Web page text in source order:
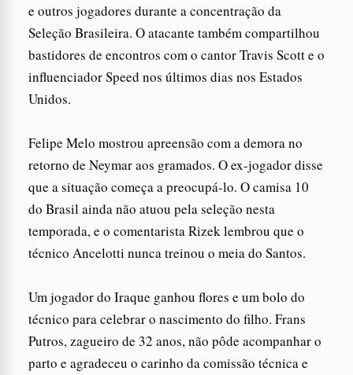
e outros jogadores durante a concentração da
Seleção Brasileira. O atacante também compartilhou
bastidores de encontros com o cantor Travis Scott e o
influenciador Speed nos últimos dias nos Estados
Unidos.
Felipe Melo mostrou apreensão com a demora no
retorno de Neymar aos gramados. O ex-jogador disse
que a situação começa a preocupá-lo. O camisa 10
do Brasil ainda não atuou pela seleção nesta
temporada, e o comentarista Rizek lembrou que o
técnico Ancelotti nunca treinou o meia do Santos.
Um jogador do Iraque ganhou flores e um bolo do
técnico para celebrar o nascimento do filho. Frans
Putros, zagueiro de 32 anos, não pôde acompanhar o
parto e agradeceu o carinho da comissão técnica e